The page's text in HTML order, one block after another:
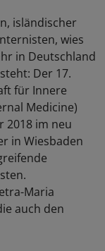
isländischer
wies
in Deutschland
Der 17.
für Innere
Medicine)
2018 im neu
in Wiesbaden
Maria
auch den